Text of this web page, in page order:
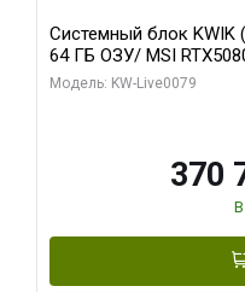
Системный блок KWIK
64 ГБ ОЗУ/ MSI
256bit 3xDP HDMI/ 960
Модель: KW-Live0079
370